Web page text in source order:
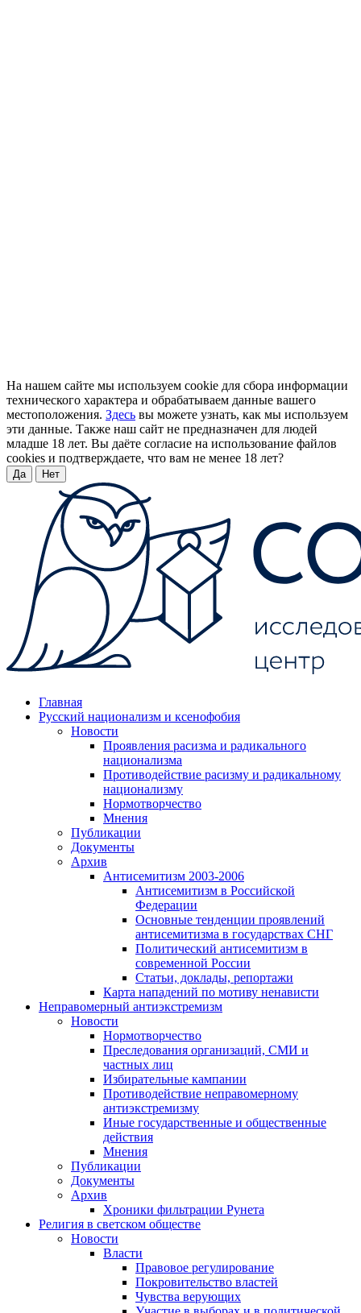
На нашем сайте мы используем cookie для сбора информации
технического характера и обрабатываем данные вашего
местоположения. Здесь вы можете узнать, как мы используем
эти данные. Также наш сайт не предназначен для людей
младше 18 лет. Вы даёте согласие на использование файлов
cookies и подтверждаете, что вам не менее 18 лет?
Да Нет
Главная
Русский национализм и ксенофобия
Новости
Проявления расизма и радикального
национализма
Противодействие расизму и радикальному
национализму
Нормотворчество
Мнения
Публикации
Документы
Архив
Антисемитизм 2003-2006
Антисемитизм в Российской
Федерации
Основные тенденции проявлений
антисемитизма в государствах СНГ
Политический антисемитизм в
современной России
Статьи, доклады, репортажи
Карта нападений по мотиву ненависти
Неправомерный антиэкстремизм
Новости
Нормотворчество
Преследования организаций, СМИ и
частных лиц
Избирательные кампании
Противодействие неправомерному
антиэкстремизму
Иные государственные и общественные
действия
Мнения
Публикации
Документы
Архив
Хроники фильтрации Рунета
Религия в светском обществе
Новости
Власти
Правовое регулирование
Покровительство властей
Чувства верующих